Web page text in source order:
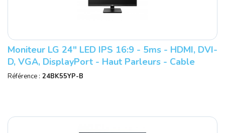
Moniteur LG 24" LED IPS 16:9 - 5ms - HDMI, DVI-
D, VGA, DisplayPort - Haut Parleurs - Cable
Inclus : DVI, USB Et DP - Ré
Référence : 24BK55YP-B